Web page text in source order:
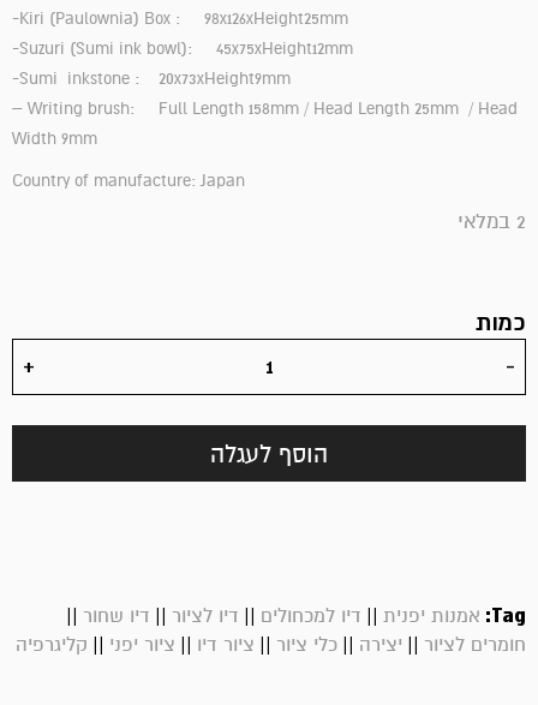
-Kiri (Paulownia) Box : 98x126xHeight25mm
-Suzuri (Sumi ink bowl): 45x75xHeight12mm
-Sumi inkstone : 20x73xHeight9mm
– Writing brush: Full Length 158mm / Head Length 25mm / Head
Width 9mm
Country of manufacture: Japan
2 במלאי
כמות
הוסף לעגלה
Tag: אמנות יפנית || דיו למכחולים || דיו לציור || דיו שחור ||
חומרים לציור || יצירה || כלי ציור || ציור דיו || ציור יפני || קליגרפיה